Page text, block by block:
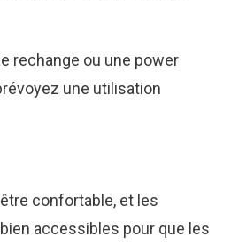
rechange ou une power
une utilisation
confortable, et les
accessibles pour que les